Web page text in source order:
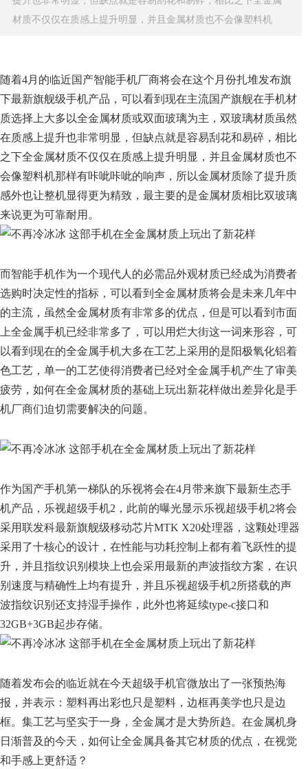
材质不仅仅在质感上提升明显，并且金属材质也不会像塑料机
随着4月的临近国产智能手机厂商将会在这个月份扎堆发布旗
下最新旗舰级手机产品，可以看到现在主流国产旗舰在手机材
质选择上大多以全金属材质或双面玻璃为主，双玻璃材质虽然
在质感上提升也非常明显，但缺点就是容易刮花和易碎，相比
之下全金属材质不仅仅在质感上提升明显，并且金属材质也不
会像塑料机那样有咔呲咔呲的响声，所以金属材质除了提升质
感外也让整机显得更为精致，最主要的是金属材质相比双玻璃
来说更为可靠耐用。
而智能手机作为一个现代人的必需品外观材质已经成为消费者
选购时决定性的指标，可以看到全金属材质将会是未来几年中
的主流，虽然全金属材质有非常多的优点，但是可以看到市面
上全金属手机已经非常多了，可以用烂大街这一词来形容，可
以看到现在的全金属手机大多在工艺上采用的是阳极氧化铝着
色工艺，单一的工艺使得消费者已经对全金属手机产生了审美
疲劳，如何在全金属材质的基础上玩出新花样做出差异化是手
机厂商们迫切需要解决的问题。
作为国产手机第一梯队的乐视将会在4月带来旗下最新生态手
机产品，乐视超级手机2，此前的曝光显示乐视超级手机2将会
采用联发科最新旗舰级移动芯片MTK X20处理器，这颗处理器
采用了十核心的设计，在性能与功耗控制上都有着飞跃性的提
升，并且指纹识别模块上也会采用最新的声波指纹方案，在识
别速度与精确性上均有提升，并且乐视超级手机2所搭载的声
波指纹识别还支持湿手操作，此外也将延续type-c接口和
32GB+3GB起步存储。
随着发布会的临近就在今天超级手机官微放出了一张预热海
报，并表示：塑料再出彩也只是塑料，边框再美学也只是边
框。集工艺与坚实于一身，全金属才是大势所趋。在金属机身
日渐普及的今天，如何让全金属具备其它材质的优点，在视觉
和手感上更舒适？